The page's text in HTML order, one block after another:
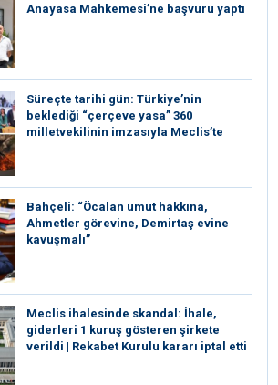
Anayasa Mahkemesi’ne başvuru yaptı
Süreçte tarihi gün: Türkiye’nin
beklediği “çerçeve yasa” 360
milletvekilinin imzasıyla Meclis’te
Bahçeli: “Öcalan umut hakkına,
Ahmetler görevine, Demirtaş evine
kavuşmalı”
Meclis ihalesinde skandal: İhale,
giderleri 1 kuruş gösteren şirkete
verildi | Rekabet Kurulu kararı iptal etti